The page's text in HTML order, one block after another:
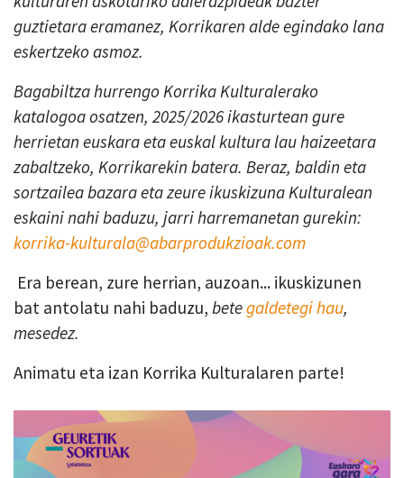
guztietara eramanez, Korrikaren alde egindako lana
eskertzeko asmoz.
Bagabiltza hurrengo Korrika Kulturalerako
katalogoa osatzen, 2025/2026 ikasturtean gure
herrietan euskara eta euskal kultura lau haizeetara
zabaltzeko, Korrikarekin batera. Beraz, baldin eta
sortzailea bazara eta zeure ikuskizuna Kulturalean
eskaini nahi baduzu, jarri harremanetan gurekin:
korrika-kulturala@abarprodukzioak.com
Era berean, zure herrian, auzoan... ikuskizunen
bat antolatu nahi baduzu, betegaldetegi hau,
mesedez.
Animatu eta izan Korrika Kulturalaren parte!